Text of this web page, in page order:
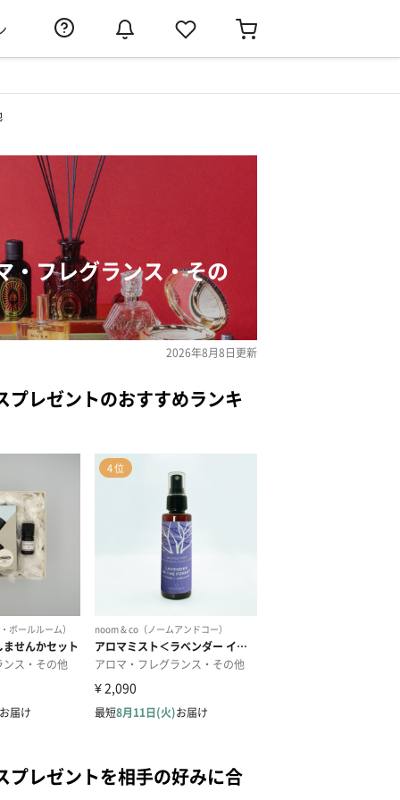
・フレグランス・その
2026年8月8日更新
プレゼントのおすすめランキ
プレゼントを相手の好みに合